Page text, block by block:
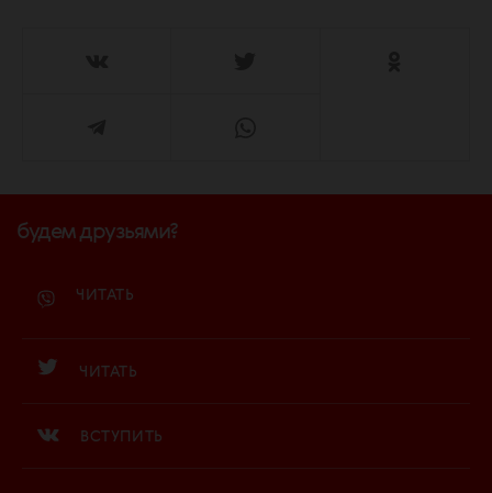
будем друзьями?
ЧИТАТЬ
ЧИТАТЬ
ВСТУПИТЬ